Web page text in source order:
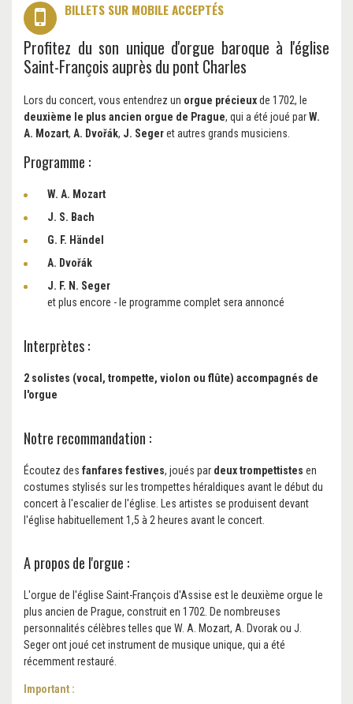
BILLETS SUR MOBILE ACCEPTÉS
Profitez du son unique d'orgue baroque à l'église
Saint-François auprès du pont Charles
Lors du concert, vous entendrez un orgue précieuxde 1702, le
deuxième le plus ancien orgue de Prague, qui a été joué parW.
A. Mozart, A. Dvořák, J. Segeret autres grands musiciens.
Programme :
W. A. Mozart
J. S. Bach
G. F. Händel
A. Dvořák
J. F. N. Seger
et plus encore - le programme complet sera annoncé
Interprètes :
2 solistes (vocal, trompette, violon ou flûte) accompagnés de
l'orgue
Notre recommandation :
Écoutez des fanfares festives, joués par deux trompettistes en
costumes stylisés sur les trompettes héraldiques avant le début du
concert à l'escalier de l'église. Les artistes se produisent devant
l'église habituellement 1,5 à 2 heures avant le concert.
A propos de l'orgue :
L'orgue de l'église Saint-François d'Assise est le deuxième orgue le
plus ancien de Prague, construit en 1702. De nombreuses
personnalités célèbres telles que W. A. Mozart, A. Dvorak ou J.
Seger ont joué cet instrument de musique unique, qui a été
récemment restauré.
Important :